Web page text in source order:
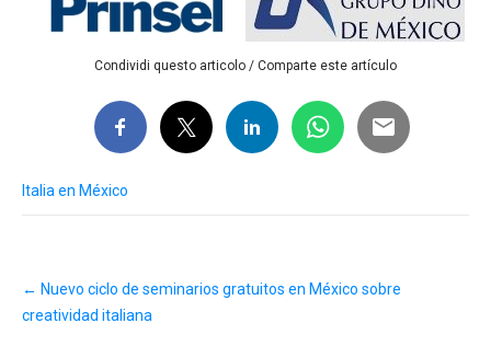
Condividi questo articolo / Comparte este artículo
Italia en México
navigation
← Nuevo ciclo de seminarios gratuitos en México sobre
creatividad italiana